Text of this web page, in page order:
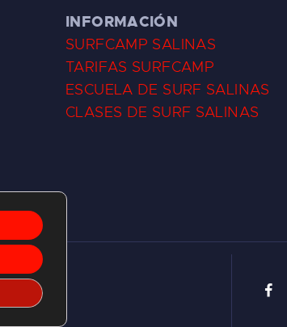
INFORMACIÓN
SURFCAMP SALINAS
TARIFAS SURFCAMP
ESCUELA DE SURF SALINAS
CLASES DE SURF SALINAS